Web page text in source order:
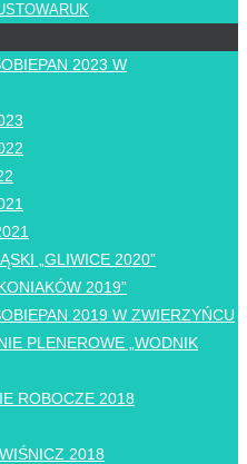
2023 W
„GLIWICE 2020”
2019”
2019 W ZWIERZYŃCU
PLENEROWE „WODNIK
ROBOCZE 2018
2018